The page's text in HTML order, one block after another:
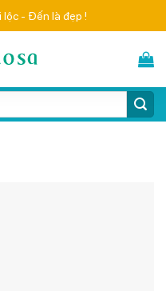
lộc - Đến là đẹp !